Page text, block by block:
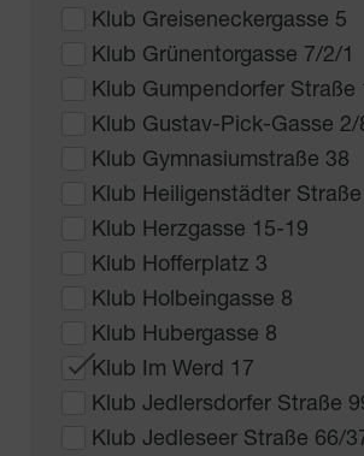
Klub Greiseneckergasse 5
Klub Grünentorgasse 7/2/1
Klub Gumpendorfer Straße
Klub Gustav-Pick-Gasse 2/
Klub Gymnasiumstraße 38
Klub Heiligenstädter
Klub Herzgasse 15-19
Klub Hofferplatz 3
Klub Holbeingasse 8
Klub Hubergasse 8
Klub Im Werd 17
Klub Jedlersdorfer Straße
Klub Jedleseer Straße 66/